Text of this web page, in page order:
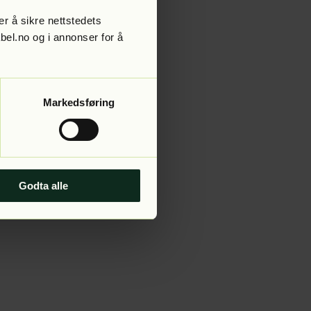
å sikre nettstedets
og i annonser for å
Markedsføring
Godta alle